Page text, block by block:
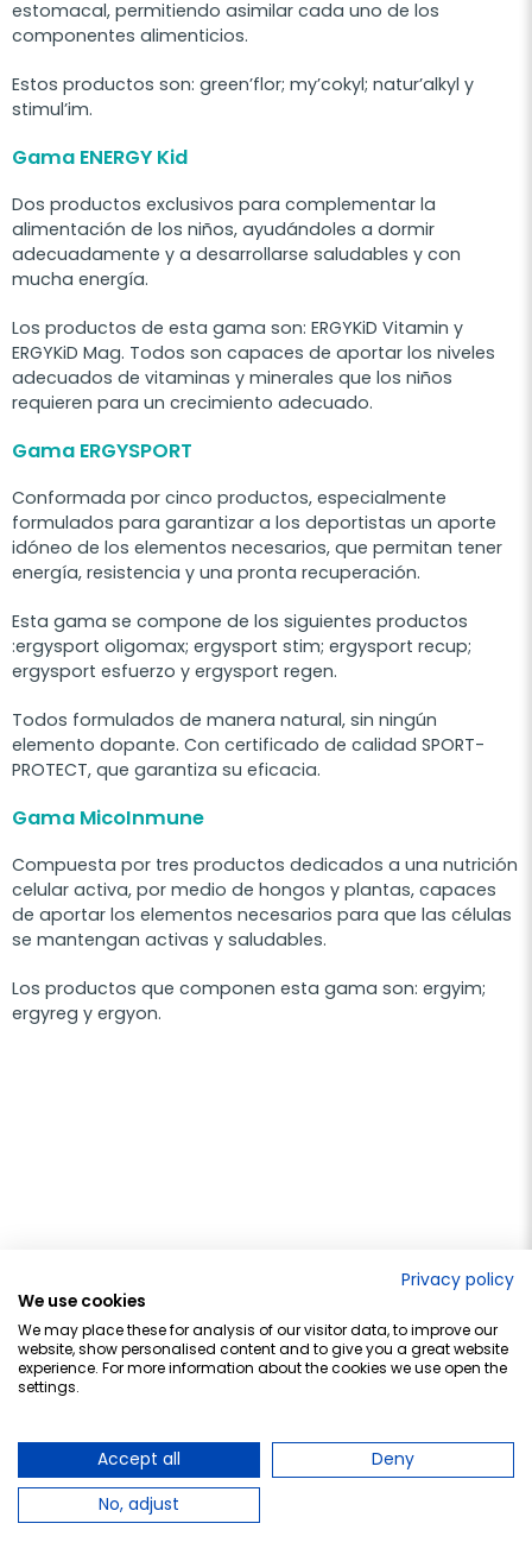
estomacal, permitiendo asimilar cada uno de los
componentes alimenticios.
Estos productos son: green’flor; my’cokyl; natur’alkyl y
stimul’im.
Gama ENERGY Kid
Dos productos exclusivos para complementar la
alimentación de los niños, ayudándoles a dormir
adecuadamente y a desarrollarse saludables y con
mucha energía.
Los productos de esta gama son: ERGYKiD Vitamin y
ERGYKiD Mag. Todos son capaces de aportar los niveles
adecuados de vitaminas y minerales que los niños
requieren para un crecimiento adecuado.
Gama ERGYSPORT
Conformada por cinco productos, especialmente
formulados para garantizar a los deportistas un aporte
idóneo de los elementos necesarios, que permitan tener
energía, resistencia y una pronta recuperación.
Esta gama se compone de los siguientes productos
:ergysport oligomax; ergysport stim; ergysport recup;
ergysport esfuerzo y ergysport regen.
Todos formulados de manera natural, sin ningún
elemento dopante. Con certificado de calidad SPORT-
PROTECT, que garantiza su eficacia.
Gama MicoInmune
Compuesta por tres productos dedicados a una nutrición
celular activa, por medio de hongos y plantas, capaces
de aportar los elementos necesarios para que las células
se mantengan activas y saludables.
Los productos que componen esta gama son: ergyim;
ergyreg y ergyon.
¡Descarga nuestra APP!
Consigue3€ EXTRAen tu compra APP de más de 50€ con el
código APP-FB
Privacy policy
We use cookies
We may place these for analysis of our visitor data, to improve our
website, show personalised content and to give you a great website
experience. For more information about the cookies we use open the
settings.
Accept all
Deny
No, adjust